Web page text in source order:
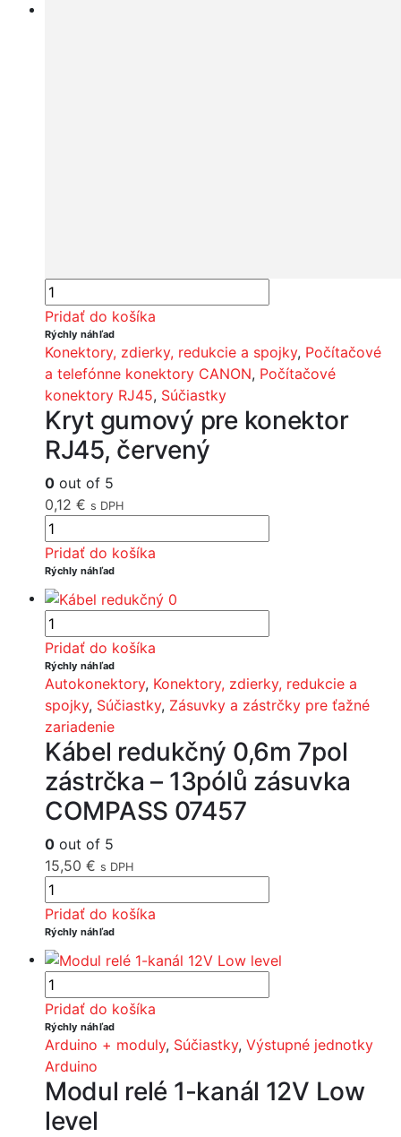
Pridať do košíka
Rýchly náhľad
Konektory, zdierky, redukcie a spojky, Počítačové
a telefónne konektory CANON, Počítačové
konektory RJ45, Súčiastky
Kryt gumový pre konektor
RJ45, červený
0 out of 5
0,12 € s DPH
Pridať do košíka
Rýchly náhľad
Pridať do košíka
Rýchly náhľad
Autokonektory, Konektory, zdierky, redukcie a
spojky, Súčiastky, Zásuvky a zástrčky pre ťažné
zariadenie
Kábel redukčný 0,6m 7pol
zástrčka – 13pólů zásuvka
COMPASS 07457
0 out of 5
15,50 € s DPH
Pridať do košíka
Rýchly náhľad
Pridať do košíka
Rýchly náhľad
Arduino + moduly, Súčiastky, Výstupné jednotky
Arduino
Modul relé 1-kanál 12V Low
level